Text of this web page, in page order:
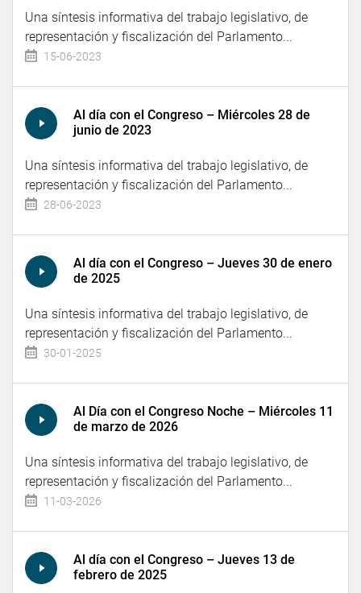
Una síntesis informativa del trabajo legislativo, de
representación y fiscalización del Parlamento...
15-06-2023
Al día con el Congreso – Miércoles 28 de
junio de 2023
Una síntesis informativa del trabajo legislativo, de
representación y fiscalización del Parlamento...
28-06-2023
Al día con el Congreso – Jueves 30 de enero
de 2025
Una síntesis informativa del trabajo legislativo, de
representación y fiscalización del Parlamento...
30-01-2025
Al Día con el Congreso Noche – Miércoles 11
de marzo de 2026
Una síntesis informativa del trabajo legislativo, de
representación y fiscalización del Parlamento...
11-03-2026
Al día con el Congreso – Jueves 13 de
febrero de 2025